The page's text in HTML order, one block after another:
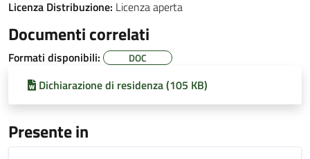
Licenza Distribuzione: Licenza aperta
Documenti correlati
Formati disponibili: DOC
Dichiarazione di residenza (105 KB)
Presente in